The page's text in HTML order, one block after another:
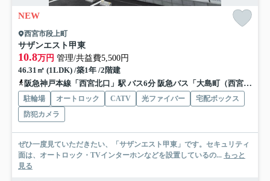
NEW
西宮市段上町
サザンエスト甲東
10.8万円 管理/共益費5,500円
46.31㎡ (1LDK) /築1年 /2階建
阪急神戸本線「西宮北口」駅 バス6分 阪急バス「大島町（西宮市）」 停歩9分
駐輪場 オートロック CATV 光ファイバー
宅配ボックス
防犯カメラ
ぜひ一度見ていただきたい、「サザンエスト甲東」です。セキュリティ
面は、オートロック・TVインターホンなどを設置しているの... もっと
見る